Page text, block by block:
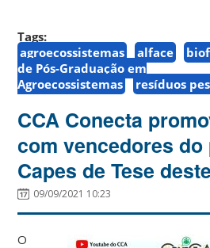
Tags:
agroecossistemas
alface
de Pós-Graduação em
Agroecossistemas
resíduos
CCA Conecta
com vencedores do
Capes de Tese
09/09/2021 10:23
O